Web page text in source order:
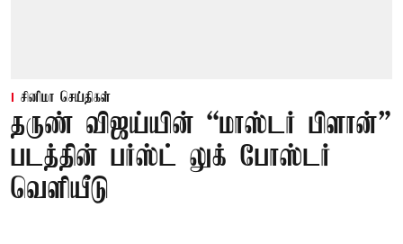
சினிமா செய்திகள்
தருண் விஜய்யின் “மாஸ்டர் பிளான்”
படத்தின் பர்ஸ்ட் லுக் போஸ்டர்
வெளியீடு